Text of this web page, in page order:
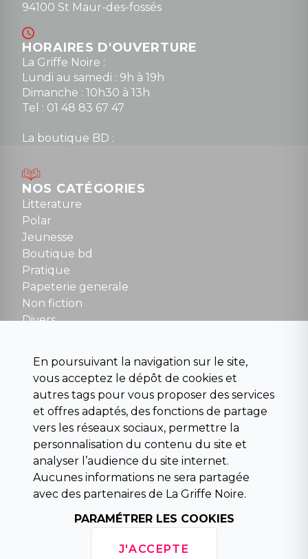
94100 St Maur-des-fossés
HORAIRES D'OUVERTURE
La Griffe Noire :
Lundi au samedi : 9h à 19h
Dimanche : 10h30 à 13h
Tel : 01 48 83 67 47
La boutique BD :
Mardi au samedi : 10h à 13h / 14h à 19h
Dimanche : 10h30 à 12h30
Tel : 01 48 89 13 88
Fermé le dimanche en Juillet et Août
NOUS CONTACTER
contact@la-griffe-noire.com
NOS CATÉGORIES
Litterature
Polar
Jeunesse
Boutique bd
Pratique
Papeterie generale
Non fiction
Divers
Para scolaire
Histoire
Pochoteque
Pleiade
INFORMATIONS
Droit de rétractation
Conditions générales de vente
Mentions légales
Horaires d'ouverture
En poursuivant la navigation sur le site,
vous acceptez le dépôt de cookies et
autres tags pour vous proposer des services
et offres adaptés, des fonctions de partage
vers les réseaux sociaux, permettre la
personnalisation du contenu du site et
analyser l’audience du site internet.
Aucunes informations ne sera partagée
avec des partenaires de La Griffe Noire.
PARAMÉTRER LES COOKIES
J'ACCEPTE